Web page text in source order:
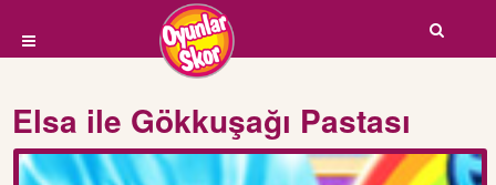
Elsa ile Gökkuşağı Pastası